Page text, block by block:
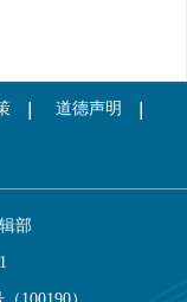
道德声明
部